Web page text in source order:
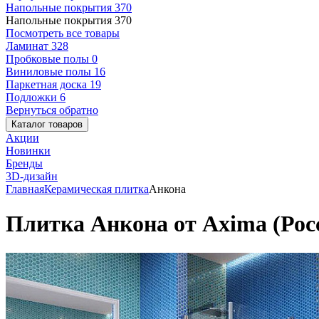
Напольные покрытия 370
Напольные покрытия 370
Посмотреть все товары
Ламинат 328
Пробковые полы 0
Виниловые полы 16
Паркетная доска 19
Подложки 6
Вернуться обратно
Каталог товаров
Акции
Новинки
Бренды
3D-дизайн
ГлавнаяКерамическая плиткаАнкона
Плитка Анкона от Axima